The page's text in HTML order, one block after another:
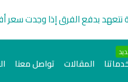
نتعهد بدفع الفرق إذا وجدت سعر
المقالات تواصل معنا